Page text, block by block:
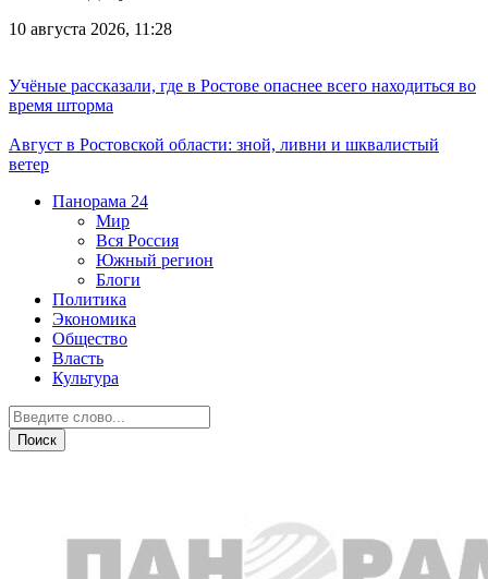
10 августа 2026, 11:28
Учёные рассказали, где в Ростове опаснее всего находиться во
время шторма
Август в Ростовской области: зной, ливни и шквалистый
ветер
Панорама 24
Мир
Вся Россия
Южный регион
Блоги
Политика
Экономика
Общество
Власть
Культура